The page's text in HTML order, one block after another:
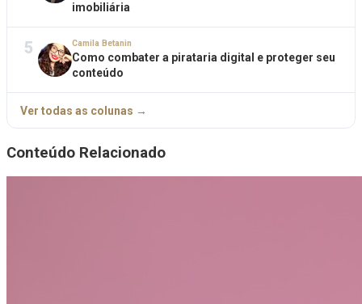
imobiliária
5 Camila Betanin
Como combater a pirataria digital e proteger seu
conteúdo
Ver todas as colunas →
Conteúdo Relacionado